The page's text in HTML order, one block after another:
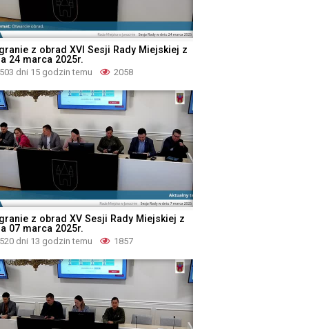
z obrad XVI Sesji Rady Miejskiej z
24 marca 2025r.
503 dni 15 godzin temu 2058
z obrad XV Sesji Rady Miejskiej z
07 marca 2025r.
520 dni 13 godzin temu 1857